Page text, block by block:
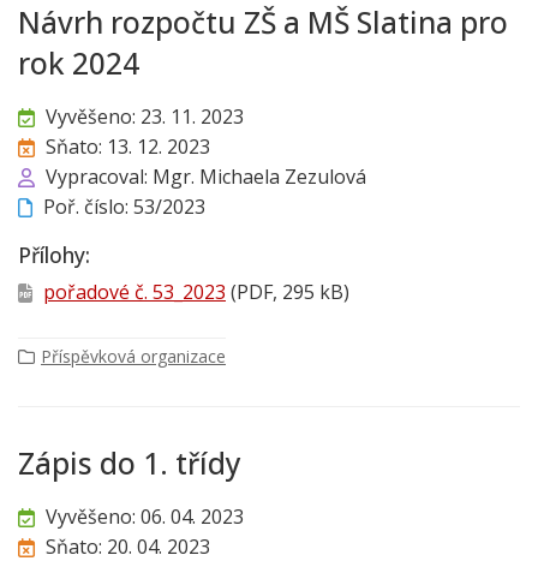
Návrh rozpočtu ZŠ a MŠ Slatina pro
rok 2024
Vyvěšeno: 23. 11. 2023
Sňato: 13. 12. 2023
Vypracoval: Mgr. Michaela Zezulová
Poř. číslo: 53/2023
Přílohy:
pořadové č. 53_2023 (PDF, 295 kB)
Příspěvková organizace
Zápis do 1. třídy
Vyvěšeno: 06. 04. 2023
Sňato: 20. 04. 2023